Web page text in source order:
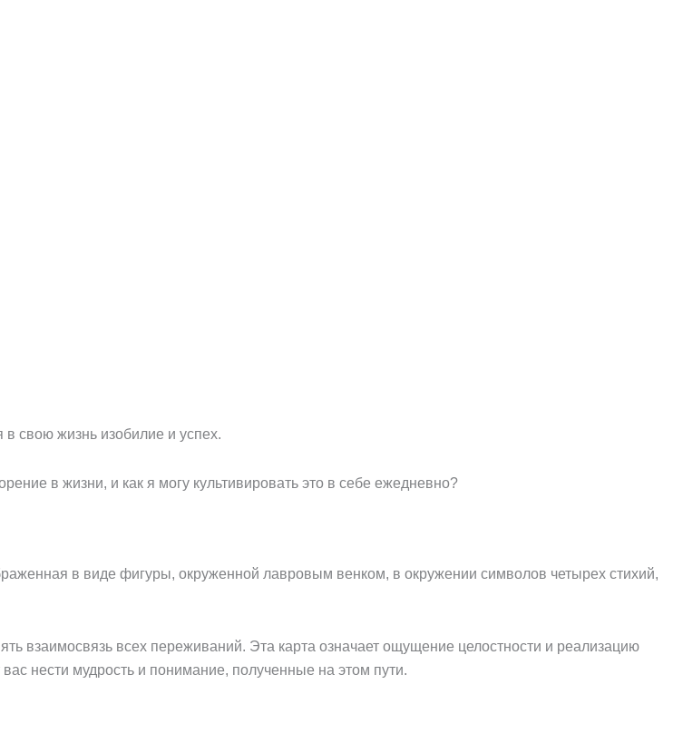
в свою жизнь изобилие и успех.
в жизни, и как я могу культивировать это в себе ежедневно?
в виде фигуры, окруженной лавровым венком, в окружении символов четырех стихий,
взаимосвязь всех переживаний. Эта карта означает ощущение целостности и реализацию
нести мудрость и понимание, полученные на этом пути.